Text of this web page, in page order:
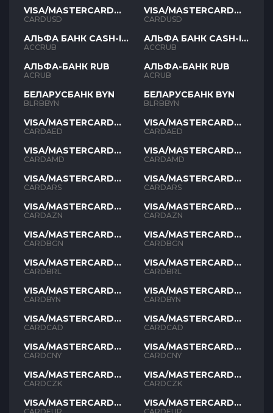
VISA/MASTERCARD
USD
CARDUSD
АЛЬФА БАНК CASH-IN
RUB
ACCRUB
АЛЬФА-БАНК RUB
ACRUB
БЕЛАРУСБАНК BYN
BLRBBYN
VISA/MASTERCARD
AED
CARDAED
VISA/MASTERCARD
AMD
CARDAMD
VISA/MASTERCARD
ARS
CARDARS
VISA/MASTERCARD
AZN
CARDAZN
VISA/MASTERCARD
BGN
CARDBGN
VISA/MASTERCARD
BRL
CARDBRL
VISA/MASTERCARD
BYN
CARDBYN
VISA/MASTERCARD
CAD
CARDCAD
VISA/MASTERCARD
CNY
CARDCNY
VISA/MASTERCARD
CZK
CARDCZK
VISA/MASTERCARD
VISA/MASTERCARD
USD
CARDUSD
АЛЬФА БАНК CASH-IN
RUB
ACCRUB
АЛЬФА-БАНК RUB
ACRUB
БЕЛАРУСБАНК BYN
BLRBBYN
VISA/MASTERCARD
AED
CARDAED
VISA/MASTERCARD
AMD
CARDAMD
VISA/MASTERCARD
ARS
CARDARS
VISA/MASTERCARD
AZN
CARDAZN
VISA/MASTERCARD
BGN
CARDBGN
VISA/MASTERCARD
BRL
CARDBRL
VISA/MASTERCARD
BYN
CARDBYN
VISA/MASTERCARD
CAD
CARDCAD
VISA/MASTERCARD
CNY
CARDCNY
VISA/MASTERCARD
CZK
CARDCZK
VISA/MASTERCARD